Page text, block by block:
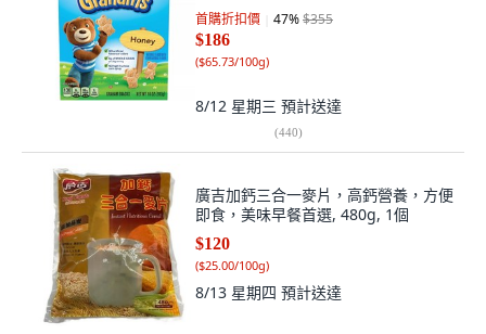
首購折扣價 47%$355
$186
($65.73/100g)
8/12 星期三 預計送達
(440)
廣吉加鈣三合一麥片，高鈣營養，方便
即食，美味早餐首選, 480g, 1個
$120
($25.00/100g)
8/13 星期四 預計送達